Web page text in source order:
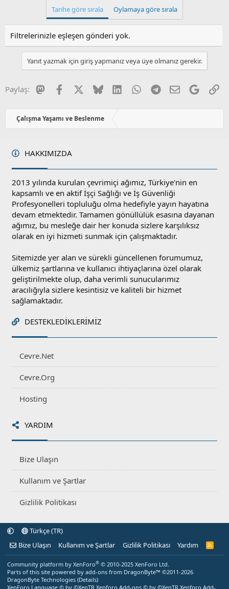
Tarihe göre sırala Oylamaya göre sırala
Filtrelerinizle eşleşen gönderi yok.
Yanıt yazmak için giriş yapmanız veya üye olmanız gerekir.
Paylaş: MastodonFacebook BlueskyLinkedInWhatsAppTelegram
E-postaGoogle
Çalışma Yaşamı ve Beslenme
HAKKIMIZDA
2013 yılında kurulan çevrimiçi ağımız, Türkiye'nin en
kapsamlı ve en aktif İşçi Sağlığı ve İş Güvenliği
Profesyonelleri topluluğu olma hedefiyle yayın hayatına
devam etmektedir. Tamamen gönüllülük esasına dayanan
ağımız, bu mesleğe dair her konuda sizlere karşılıksız
olarak en iyi hizmeti sunmak için çalışmaktadır.
Sitemizde yer alan ve sürekli güncellenen forumumuz,
ülkemiz şartlarına ve kullanıcı ihtiyaçlarına özel olarak
geliştirilmekte olup, daha verimli sunucularımız
aracılığıyla sizlere kesintisiz ve kaliteli bir hizmet
sağlamaktadır.
DESTEKLEDIKLERIMIZ
Cevre.Net
Cevre.Org
Hosting
YARDIM
Bize Ulaşın
Kullanım ve Şartlar
Gizlilik Politikası
Türkçe (TR)
Bize Ulaşın
Kullanım ve Şartlar Gizlilik Politikası Yardım
R
Community platform by XenForo® © 2010-2025 XenForo Ltd.
Parts of this site powered by add-ons from DragonByte™ ©2011-2026
DragonByte Technologies (Details)
XenForo Language © by ©XenTR Xenforo Add-ons © by ©XenTR Xenforo Add-